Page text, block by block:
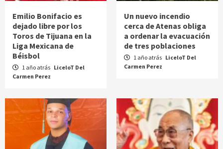
Emilio Bonifacio es
dejado libre por los
Toros de Tijuana en la
Liga Mexicana de
Béisbol
1 año atrás LiceloT Del
Carmen Perez
Un nuevo incendio
cerca de Atenas obliga
a ordenar la evacuación
de tres poblaciones
1 año atrás LiceloT Del
Carmen Perez